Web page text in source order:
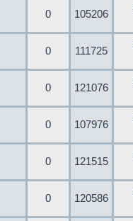
0 105206
0 111725
0 121076
0 107976
0 121515
0 120586